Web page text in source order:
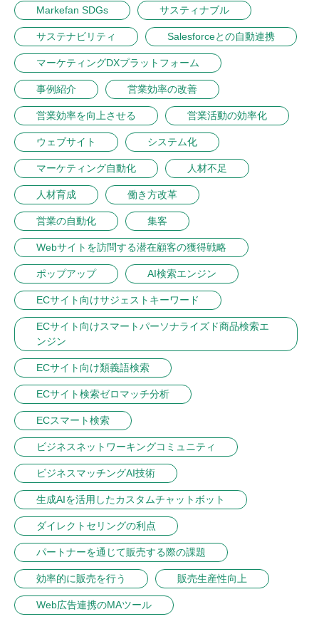
Markefan SDGs サスティナブル
サステナビリティ Salesforceとの自動連携
マーケティングDXプラットフォーム
事例紹介 営業効率の改善
営業効率を向上させる 営業活動の効率化
ウェブサイト システム化
マーケティング自動化 人材不足
人材育成 働き方改革
営業の自動化 集客
Webサイトを訪問する潜在顧客の獲得戦略
ポップアップ AI検索エンジン
ECサイト向けサジェストキーワード
ECサイト向けスマートパーソナライズド商品検索エ
ンジン
ECサイト向け類義語検索
ECサイト検索ゼロマッチ分析
ECスマート検索
ビジネスネットワーキングコミュニティ
ビジネスマッチングAI技術
生成AIを活用したカスタムチャットボット
ダイレクトセリングの利点
パートナーを通じて販売する際の課題
効率的に販売を行う 販売生産性向上
Web広告連携のMAツール